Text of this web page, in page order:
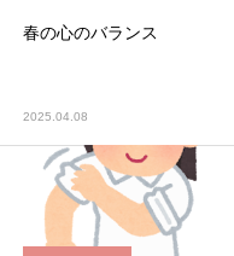
春の心のバランス
2025.04.08